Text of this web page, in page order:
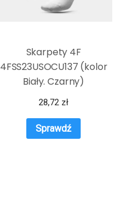
Skarpety 4F
4FSS23USOCU137 (kolor
Biały. Czarny)
28,72 zł
Sprawdź